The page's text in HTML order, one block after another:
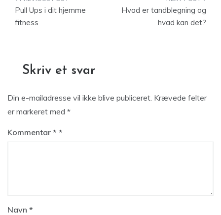
Pull Ups i dit hjemme
fitness
Hvad er tandblegning og
hvad kan det?
Skriv et svar
Din e-mailadresse vil ikke blive publiceret. Krævede felter
er markeret med *
Kommentar *
Navn *